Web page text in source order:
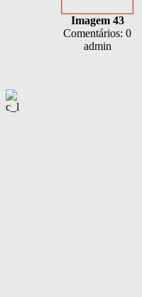
Imagem 43
Comentários: 0
admin